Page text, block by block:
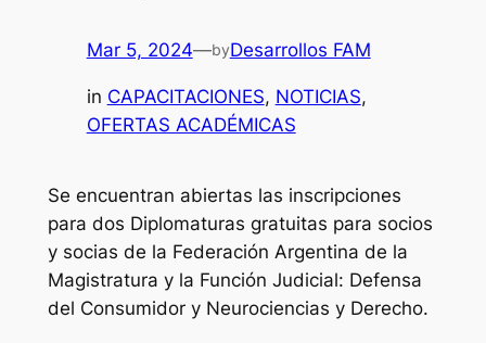
Mar 5, 2024—byDesarrollos FAM
in CAPACITACIONES, NOTICIAS
OFERTAS ACADÉMICAS
Se encuentran abiertas las inscripciones
para dos Diplomaturas gratuitas para socios
y socias de la Federación Argentina de la
Magistratura y la Función Judicial: Defensa
del Consumidor y Neurociencias y Derecho.